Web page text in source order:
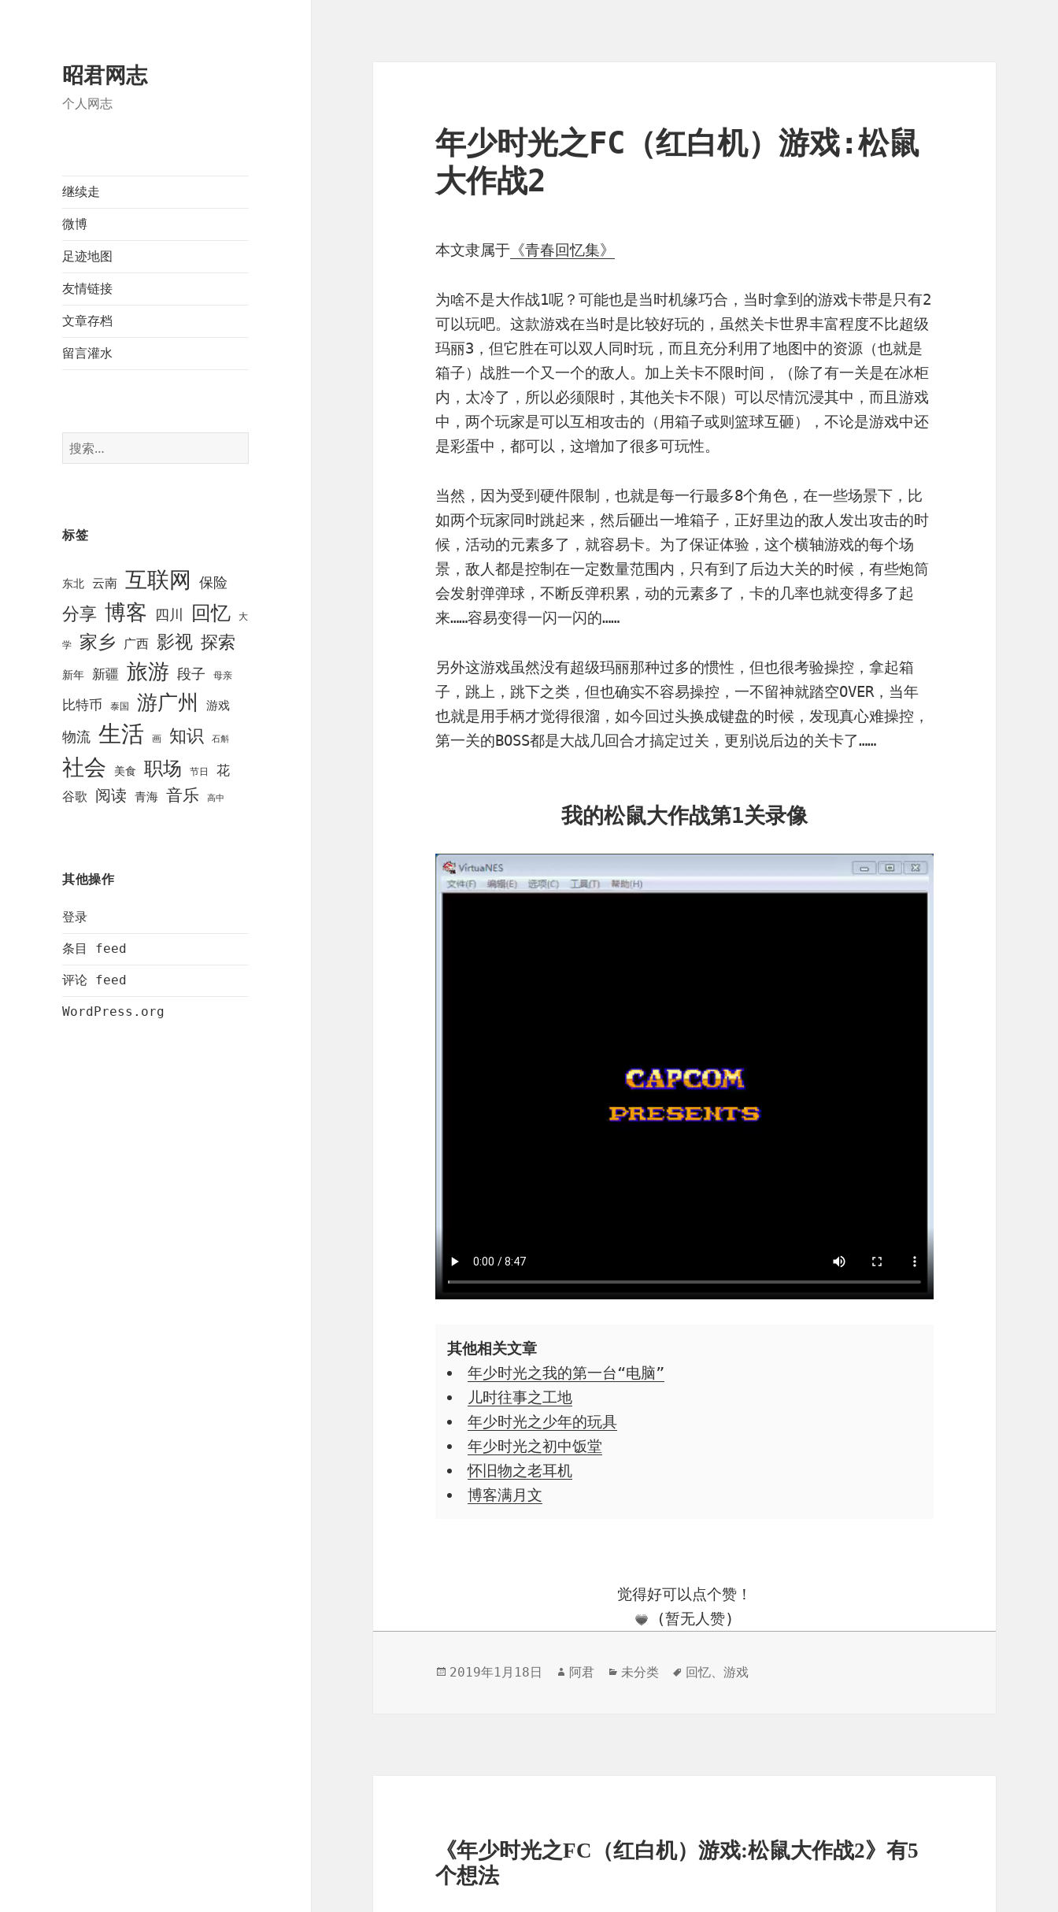
昭君网志
个人网志
继续走
微博
足迹地图
友情链接
文章存档
留言灌水
搜
索
标签
东北 云南 互联网 保险
分享 博客 四川 回忆 大
学 家乡 广西 影视 探索
新年 新疆 旅游 段子 母亲
比特币 泰国 游广州 游戏
物流 生活 画 知识 石斛
社会 美食 职场 节日
花
谷歌
阅读 青海 音乐 高中
其他操作
登录
条目 feed
评论 feed
WordPress.org
年少时光之FC（红白机）游戏:松鼠
大作战2
本文隶属于 《青春回忆集》
为啥不是大作战1呢？可能也是当时机缘巧合，当时拿到的游戏卡带是只有2
可以玩吧。这款游戏在当时是比较好玩的，虽然关卡世界丰富程度不比超级
玛丽3，但它胜在可以双人同时玩，而且充分利用了地图中的资源（也就是
箱子）战胜一个又一个的敌人。加上关卡不限时间，（除了有一关是在冰柜
内，太冷了，所以必须限时，其他关卡不限）可以尽情沉浸其中，而且游戏
中，两个玩家是可以互相攻击的（用箱子或则篮球互砸），不论是游戏中还
是彩蛋中，都可以，这增加了很多可玩性。
当然，因为受到硬件限制，也就是每一行最多8个角色，在一些场景下，比
如两个玩家同时跳起来，然后砸出一堆箱子，正好里边的敌人发出攻击的时
候，活动的元素多了，就容易卡。为了保证体验，这个横轴游戏的每个场
景，敌人都是控制在一定数量范围内，只有到了后边大关的时候，有些炮筒
会发射弹弹球，不断反弹积累，动的元素多了，卡的几率也就变得多了起
来……容易变得一闪一闪的……
另外这游戏虽然没有超级玛丽那种过多的惯性，但也很考验操控，拿起箱
子，跳上，跳下之类，但也确实不容易操控，一不留神就踏空OVER，当年
也就是用手柄才觉得很溜，如今回过头换成键盘的时候，发现真心难操控，
第一关的BOSS都是大战几回合才搞定过关，更别说后边的关卡了……
我的松鼠大作战第1关录像
其他相关文章
年少时光之我的第一台“电脑”
儿时往事之工地
年少时光之少年的玩具
年少时光之初中饭堂
怀旧物之老耳机
博客满月文
觉得好可以点个赞！
(暂无人赞)
发
2019年1月18日
作
阿君
分
未分类
标
回忆、游戏
《年少时光之FC（红白机）游戏:松鼠大作战2》有5
个想法